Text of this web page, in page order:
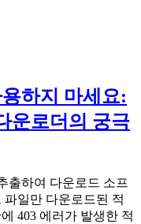
하지 마세요:
운로더의 궁극
출하여 다운로드 소프
일만 다운로드된 적
403 에러가 발생한 적